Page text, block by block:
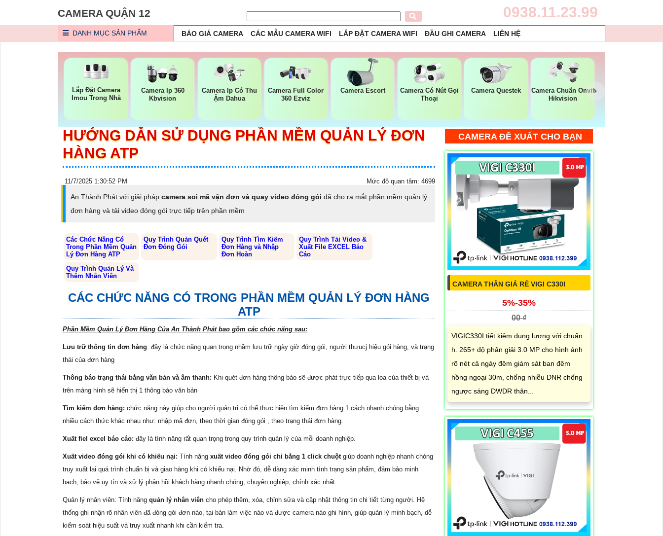
CAMERA QUẬN 12 0938.11.23.99
DANH MỤC SẢN PHẨM BÁO GIÁ CAMERA CÁC MẪU CAMERA WIFI LẮP ĐẶT CAMERA WIFI ĐẦU GHI CAMERA LIÊN HỆ
Lắp Đặt Camera
Imou Trong Nhà
Camera Ip 360
Kbvision
Camera Ip Có Thu
Ậm Dahua
Camera Full Color
360 Ezviz
Camera Escort
Camera Có Nút Gọi
Thoại
Camera Questek
Camera Chuẩn Onvif
Hikvision
HƯỚNG DẪN SỬ DỤNG PHẦN MỀM QUẢN LÝ ĐƠN
HÀNG ATP
11/7/2025 1:30:52 PM Mức độ quan tâm: 4699
An Thành Phát với giải pháp camera soi mã vận đơn và quay video đóng gói đã cho ra mắt phần mềm quản lý
đơn hàng và tải video đóng gói trực tiếp trên phần mềm
Các Chức Năng Có
Trong Phần Mềm Quản
Lý Đơn Hàng ATP
Quy Trình Quản Quét
Đơn Đóng Gói
Quy Trình Tìm Kiếm
Đơn Hàng và Nhập
Đơn Hoàn
Quy Trình Tải Video &
Xuất File EXCEL Báo
Cáo
Quy Trình Quản Lý Và
Thêm Nhân Viên
CÁC CHỨC NĂNG CÓ TRONG PHẦN MỀM QUẢN LÝ ĐƠN HÀNG
ATP
Phần Mềm Quản Lý Đơn Hàng Của An Thành Phát bao gồm các chức năng sau:
Lưu trữ thông tin đơn hàng: đây là chức năng quan trọng nhầm lưu trữ ngày giờ đóng gói, người thưucj hiệu gói hàng, và trạng
thái của đơn hàng
Thông báo trạng thái bằng văn bản và âm thanh: Khi quét đơn hàng thông báo sẽ được phát trực tiếp qua loa của thiết bị và
trên màng hình sẽ hiển thị 1 thông báo văn bản
Tìm kiếm đơn hàng: chức năng này giúp cho người quản trị có thể thực hiện tìm kiếm đơn hàng 1 cách nhanh chóng bằng
nhiều cách thức khác nhau như: nhập mã đơn, theo thời gian đóng gói , theo trạng thái đơn hàng.
Xuất fiel excel báo cáo: đây là tính năng rất quan trọng trong quy trình quản lý của mỗi doanh nghiệp.
Xuất video đóng gói khi có khiếu nại: Tính năng xuất video đóng gói chỉ bằng 1 click chuột giúp doanh nghiệp nhanh chóng
truy xuất lại quá trình chuẩn bị và giao hàng khi có khiếu nại. Nhờ đó, dễ dàng xác minh tình trạng sản phẩm, đảm bảo minh
bạch, bảo vệ uy tín và xử lý phản hồi khách hàng nhanh chóng, chuyên nghiệp, chính xác nhất.
Quản lý nhân viên: Tính năng quản lý nhân viên cho phép thêm, xóa, chỉnh sửa và cập nhật thông tin chi tiết từng người. Hệ
thống ghi nhận rõ nhân viên đã đóng gói đơn nào, tại bàn làm việc nào và được camera nào ghi hình, giúp quản lý minh bạch, dễ
kiểm soát hiệu suất và truy xuất nhanh khi cần kiểm tra.
CAMERA ĐỀ XUẤT CHO BẠN
CAMERA THÂN GIÁ RẺ VIGI C330I
5%-35%
00 ₫
VIGIC330I tiết kiệm dung lượng với chuẩn
h. 265+ độ phân giải 3.0 MP cho hình ảnh
rõ nét cả ngày đêm giám sát ban đêm
hồng ngoại 30m, chống nhiễu DNR chống
ngược sáng DWDR thân...